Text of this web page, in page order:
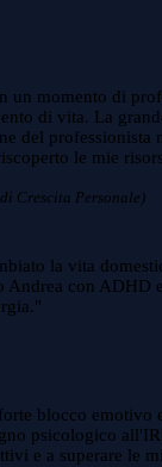
un momento di
di vita. La
del professionista
le mie
Crescita Personale)
la vita
Andrea con ADHD
"
blocco emotivo
psicologico
e a superare le